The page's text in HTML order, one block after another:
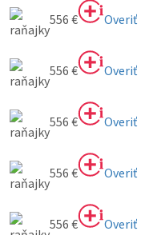
556 € Overiť
556 € Overiť
556 € Overiť
556 € Overiť
556 € Overiť